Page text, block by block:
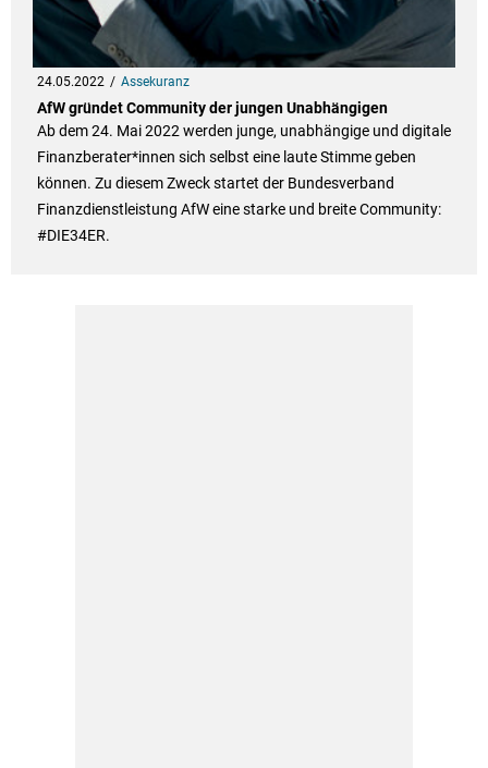
24.05.2022 Assekuranz
AfW gründet Community der jungen Unabhängigen
Ab dem 24. Mai 2022 werden junge, unabhängige und digitale
Finanzberater*innen sich selbst eine laute Stimme geben
können. Zu diesem Zweck startet der Bundesverband
Finanzdienstleistung AfW eine starke und breite Community:
#DIE34ER.